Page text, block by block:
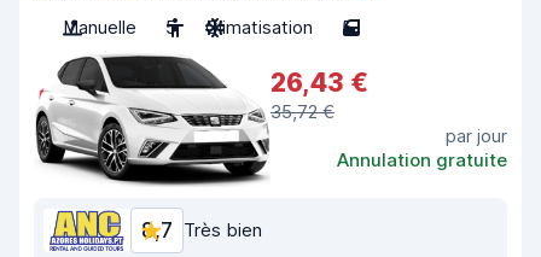
Manuelle
5 Climatisation 5
26,43 €
35,72 €
par jour
Annulation gratuite
8,7 Très bien